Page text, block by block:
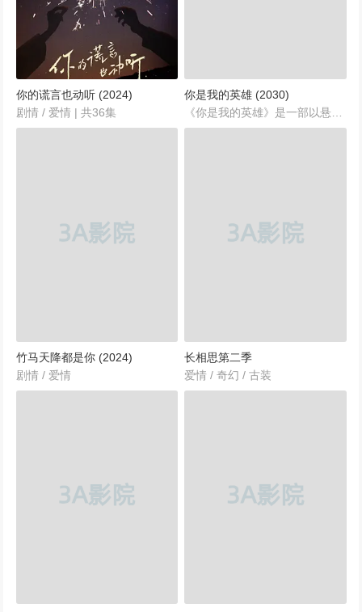
你的谎言也动听 (2024)
剧情 / 爱情 | 共36集
你是我的英雄 (2030)
竹马天降都是你 (2024)
剧情 / 爱情
长相思第二季
爱情 / 奇幻 / 古装